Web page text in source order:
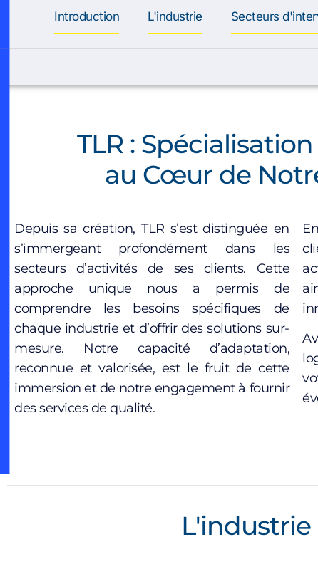
Introduction L'industrie Secteurs
TLR :
au Cœur de
Depuis sa création, TLR s’est distinguée en
s’immergeant profondément dans les
secteurs d’activités de ses clients. Cette
approche unique nous a permis de
comprendre les besoins spécifiques de
chaque industrie et d’offrir des solutions sur-
mesure. Notre capacité d’adaptation,
reconnue et valorisée, est le fruit de cette
immersion et de notre engagement à fournir
des services de qualité.
L'industrie